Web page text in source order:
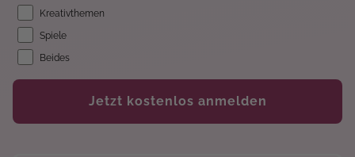
Kreativthemen
Spiele
Beides
Jetzt kostenlos anmelden